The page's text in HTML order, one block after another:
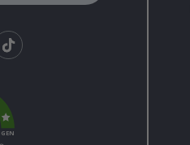
k